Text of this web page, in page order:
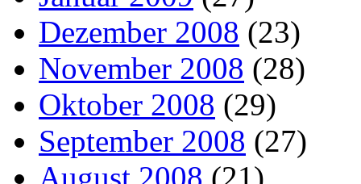
Dezember 2008 (23)
November 2008 (28)
Oktober 2008 (29)
September 2008 (27)
August 2008 (21)